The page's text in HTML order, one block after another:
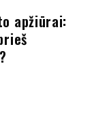
apžiūrai: